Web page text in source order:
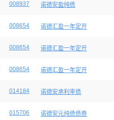
008937 诺德安盈纯债
008654 诺德汇盈一年定开
008654 诺德汇盈一年定开
008654 诺德汇盈一年定开
014184 诺德安承利率债
015706 诺德安元纯债债券